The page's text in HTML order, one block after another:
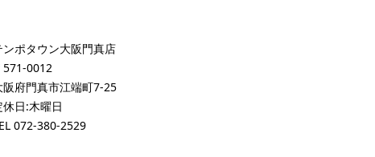
ンポタウン大阪門真店
571-0012
阪府門真市江端町7-25
休日:木曜日
072-380-2529